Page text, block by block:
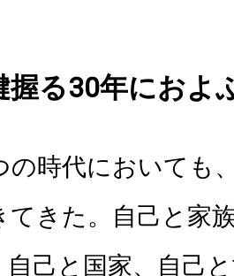
握る30年におよ
の時代においても
てきた。自己と家
自己と国家、自己